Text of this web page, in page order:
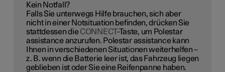
Kein Notfall?
Falls Sie unterwegs Hilfe brauchen, sich aber
nicht in einer Notsituation befinden, drücken Sie
stattdessen dieCONNECT-Taste, um Polestar
assistance anzurufen. Polestar assistance kann
Ihnen in verschiedenen Situationen weiterhelfen –
z. B. wenn die Batterie leer ist, das Fahrzeug liegen
geblieben ist oder Sie eine Reifenpanne haben.